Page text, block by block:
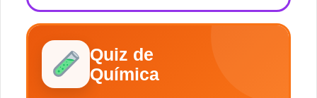
Quiz de
Química